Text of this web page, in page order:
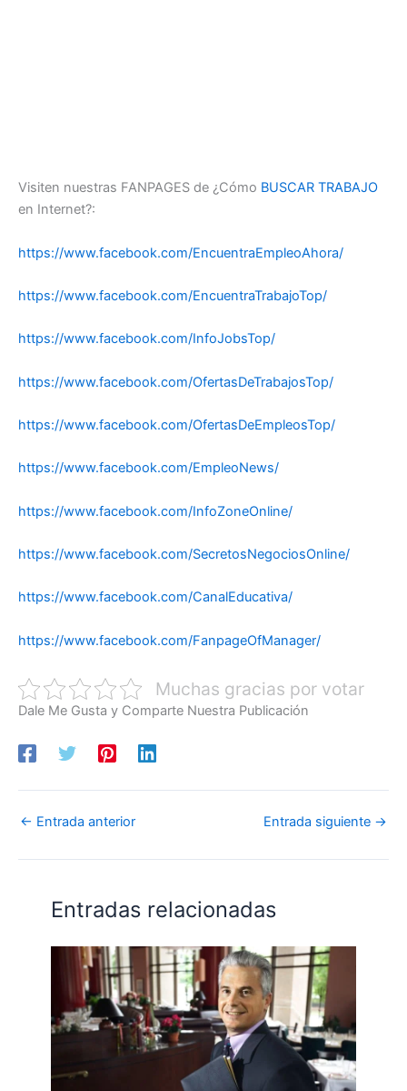
Visiten nuestras FANPAGES de ¿Cómo BUSCAR TRABAJO
en Internet?:
https://www.facebook.com/EncuentraEmpleoAhora/
https://www.facebook.com/EncuentraTrabajoTop/
https://www.facebook.com/InfoJobsTop/
https://www.facebook.com/OfertasDeTrabajosTop/
https://www.facebook.com/OfertasDeEmpleosTop/
https://www.facebook.com/EmpleoNews/
https://www.facebook.com/InfoZoneOnline/
https://www.facebook.com/SecretosNegociosOnline/
https://www.facebook.com/CanalEducativa/
https://www.facebook.com/FanpageOfManager/
Muchas gracias por votar
Dale Me Gusta y Comparte Nuestra Publicación
← Entrada anterior Entrada siguiente →
Entradas relacionadas